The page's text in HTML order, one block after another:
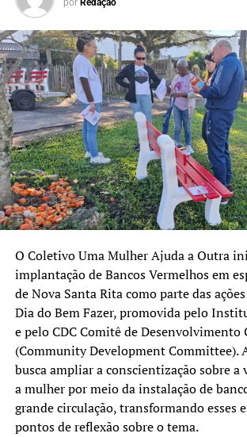
TÓPICOS RELACIONADOS:
A SEGUIR UP
Toda sexta-feira nas mãos dos canoenses
NÃO SE ESQUEÇA
direitos dos canoenses
liberação do trânsito.
por Redação
O Coletivo Uma Mulher Ajuda a Outra
implantação de Bancos Vermelhos em
de Nova Santa Rita como parte das
Dia do Bem Fazer, promovida pelo
e pelo CDC Comitê de
(Community Development Committee).
busca ampliar a conscientização sobre
a mulher por meio da instalação de
grande circulação, transformando esses
pontos de reflexão sobre o tema.